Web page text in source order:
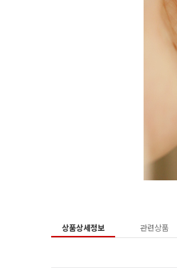
상품상세정보 관련상품